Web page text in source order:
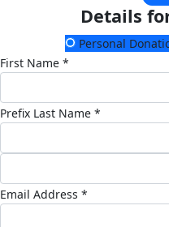
Details
Personal
First Name *
Prefix Last Name *
Email Address *